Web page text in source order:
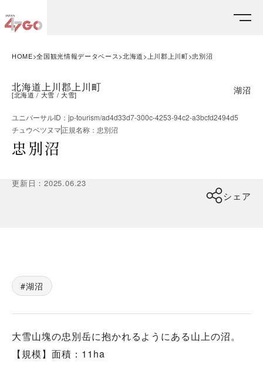
HOME 全国観光情報データベース 北海道 上川郡上川町 忠別沼
北海道上川郡上川町
[北海道 大雪 大雪] 湖沼
ユニバーサルID ： jp-tourism/ad4d33d7-300c-4253-94c2-a3bcfd2494d5
チュウベツヌマ正規名称 ： 忠別沼
忠別沼
更新日 ：2025.06.23
シェア
湖沼
大雪山塊の忠別岳に抱かれるようにある山上の沼。
【規模】面積：11ha